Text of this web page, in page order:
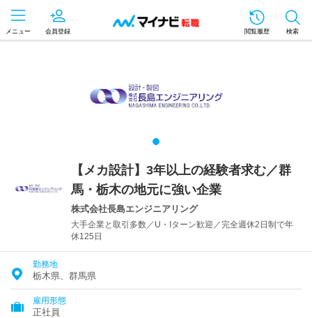
メニュー 会員登録 閲覧履歴 検索
【メカ設計】3年以上の経験者求む／群
馬・栃木の地元に強い企業
株式会社長島エンジニアリング
大手企業と取引多数／U・Iターン歓迎／完全週休2日制で年
休125日
勤務地
栃木県、群馬県
雇用形態
正社員